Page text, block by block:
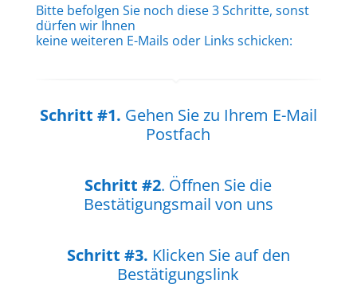
Bitte befolgen Sie noch diese 3 Schritte, sonst
dürfen wir Ihnen
keine weiteren E-Mails oder Links schicken:
Schritt #1. Gehen Sie zu Ihrem E-Mail
Postfach
Schritt #2. Öffnen Sie die
Bestätigungsmail von uns
Schritt #3. Klicken Sie auf den
Bestätigungslink